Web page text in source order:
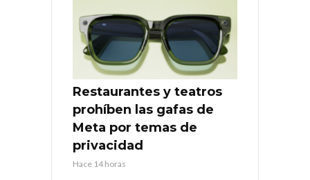
Restaurantes y teatros
prohíben las gafas de
Meta por temas de
privacidad
Hace 14 horas